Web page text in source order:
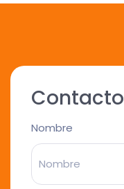
Contacto
Nombre